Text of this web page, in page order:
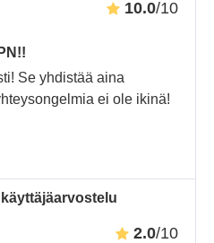
10.0/10
Se yhdistää aina
ei ole ikinä!
2.0/10